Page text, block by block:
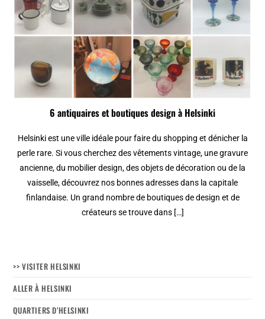
6 antiquaires et boutiques design à Helsinki
Helsinki est une ville idéale pour faire du shopping et dénicher la
perle rare. Si vous cherchez des vêtements vintage, une gravure
ancienne, du mobilier design, des objets de décoration ou de la
vaisselle, découvrez nos bonnes adresses dans la capitale
finlandaise. Un grand nombre de boutiques de design et de
créateurs se trouve dans […]
>> VISITER HELSINKI
ALLER À HELSINKI
QUARTIERS D’HELSINKI